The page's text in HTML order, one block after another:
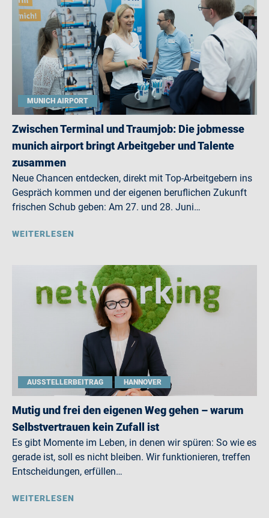
MUNICH AIRPORT
Zwischen Terminal und Traumjob: Die jobmesse
munich airport bringt Arbeitgeber und Talente
zusammen
Neue Chancen entdecken, direkt mit Top-Arbeitgebern ins
Gespräch kommen und der eigenen beruflichen Zukunft
frischen Schub geben: Am 27. und 28. Juni…
WEITERLESEN
AUSSTELLERBEITRAG HANNOVER
Mutig und frei den eigenen Weg gehen – warum
Selbstvertrauen kein Zufall ist
Es gibt Momente im Leben, in denen wir spüren: So wie es
gerade ist, soll es nicht bleiben. Wir funktionieren, treffen
Entscheidungen, erfüllen…
WEITERLESEN